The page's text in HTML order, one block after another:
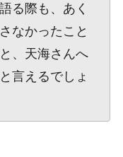
る際も、あく
なかったこと
、天海さんへ
言えるでしょ